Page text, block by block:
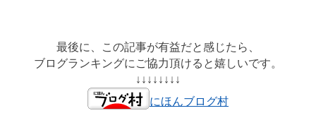
最後に、この記事が有益だと感じたら、
ブログランキングにご協力頂けると嬉しいです。
↓↓↓↓↓↓↓↓
にほんブログ村